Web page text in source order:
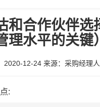
和合作伙伴
理水平的关键）
2020-12-24 来源： 采购经理
: